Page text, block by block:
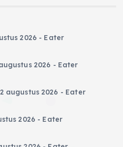
2026 - Eater
2026 - Eater
2 augustus 2026 - Eater
2026 - Eater